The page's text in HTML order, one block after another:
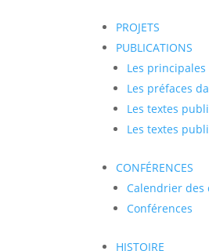
PROJETS
PUBLICATIONS
Les
Les préfaces
Les textes
Les textes
CONFÉRENCES
Calendrier des
Conférences
HISTOIRE